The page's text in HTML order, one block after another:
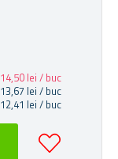
14,50 lei / buc
13,67 lei / buc
12,41 lei / buc